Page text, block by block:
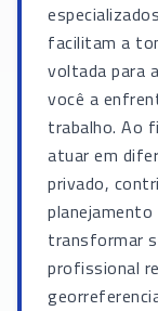
facilitam a
voltada para
você a
trabalho. Ao
atuar em
privado,
transformar
profissional